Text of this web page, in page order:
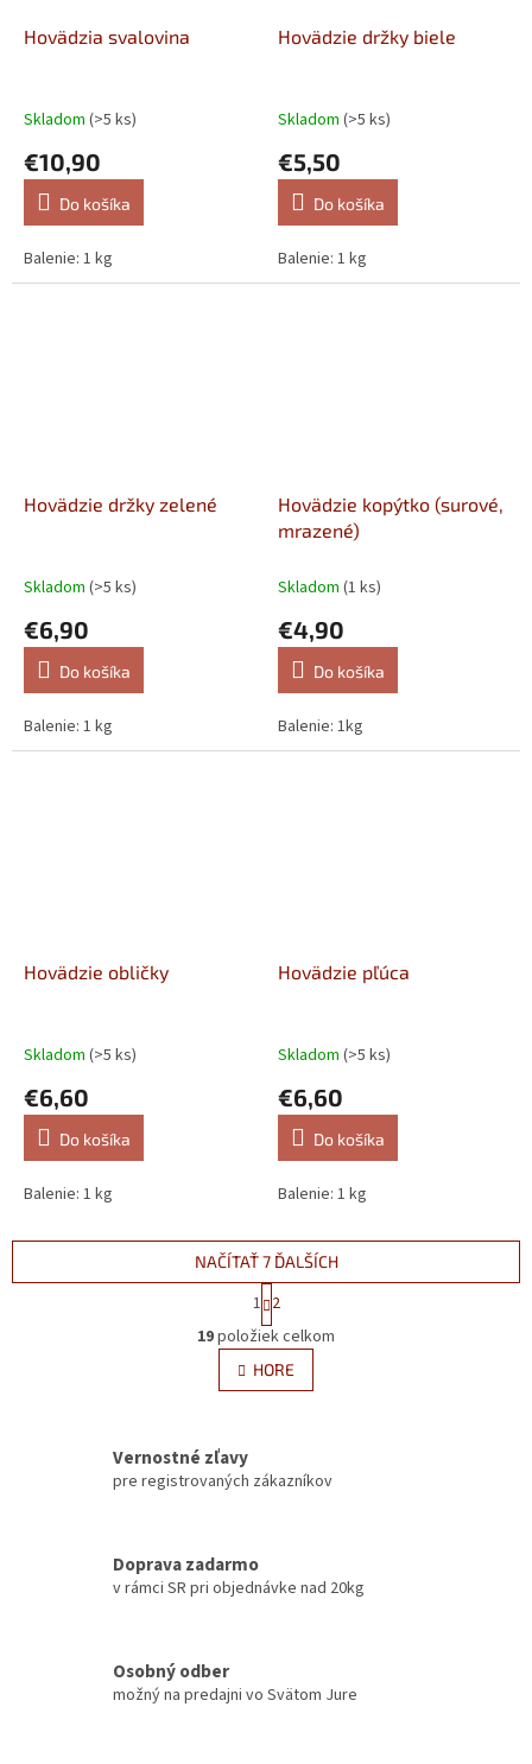
Hovädzia svalovina
Skladom (>5 ks)
€10,90
Do košíka
Balenie: 1 kg
Hovädzie držky biele
Skladom (>5 ks)
€5,50
Do košíka
Balenie: 1 kg
Hovädzie držky zelené
Skladom (>5 ks)
€6,90
Do košíka
Balenie: 1 kg
Hovädzie kopýtko (surové,
mrazené)
Skladom (1 ks)
€4,90
Do košíka
Balenie: 1kg
Hovädzie obličky
Skladom (>5 ks)
€6,60
Do košíka
Balenie: 1 kg
Hovädzie pľúca
Skladom (>5 ks)
€6,60
Do košíka
Balenie: 1 kg
O
v
l
á
i
k
p
i
NAČÍTAŤ 7 ĎALŠÍCH
S
t
r
á
n
k
n
i
1 2
19položiek celkom
HORE
Vernostné zľavy
pre registrovaných zákazníkov
Doprava zadarmo
v rámci SR pri objednávke nad 20kg
Osobný odber
možný na predajni vo Svätom Jure